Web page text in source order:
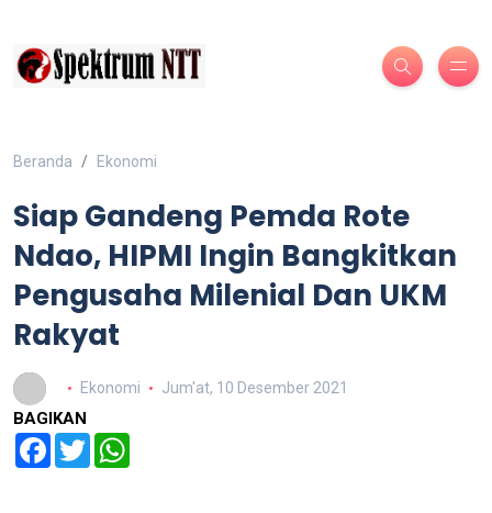
Beranda Ekonomi
Siap Gandeng Pemda Rote
Ndao, HIPMI Ingin Bangkitkan
Pengusaha Milenial Dan UKM
Rakyat
Ekonomi Jum'at, 10 Desember 2021
BAGIKAN
Facebook
Twitter